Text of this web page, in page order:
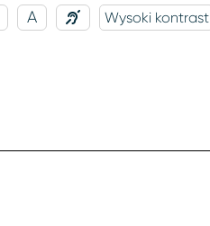
A Wysoki kontrast